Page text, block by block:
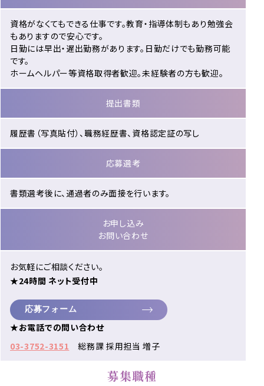
資格がなくてもできる仕事です。教育・指導体制もあり勉強会
もありますので安心です。
日勤には早出・遅出勤務があります。日勤だけでも勤務可能
です。
ホームヘルパー等資格取得者歓迎。未経験者の方も歓迎。
提出書類
履歴書（写真貼付）、職務経歴書、資格認定証の写し
応募選考
書類選考後に、通過者のみ面接を行います。
お申し込み
お問い合わせ
お気軽にご相談ください。
★24時間 ネット受付中
応募フォーム
★お電話での問い合わせ
03-3752-3151 総務課 採用担当 増子
募集職種